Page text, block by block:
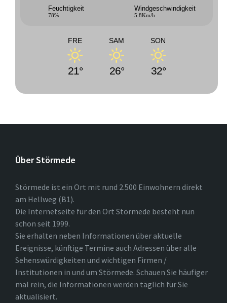
Feuchtigkeit
78%
Windgeschwindigkeit
5.8Km/h
FRE
21°
SAM
26°
SON
32°
Über Störmede
Störmede ist ein Ort mit rund 2.500 Einwohnern direkt
am Hellweg (B1).
Die Internetseite für den Ort Störmede besteht nun
schon seit 1999.
Sie erhalten neben Informationen über aktuelle
Ereignisse, künftige Termine auch Adressen über alle
Sehenswürdigkeiten und wichtigen Firmen /
Institutionen in und um Störmede. Schauen Sie häufiger
mal rein, die Informationen werden täglich für Sie
aktualisiert.